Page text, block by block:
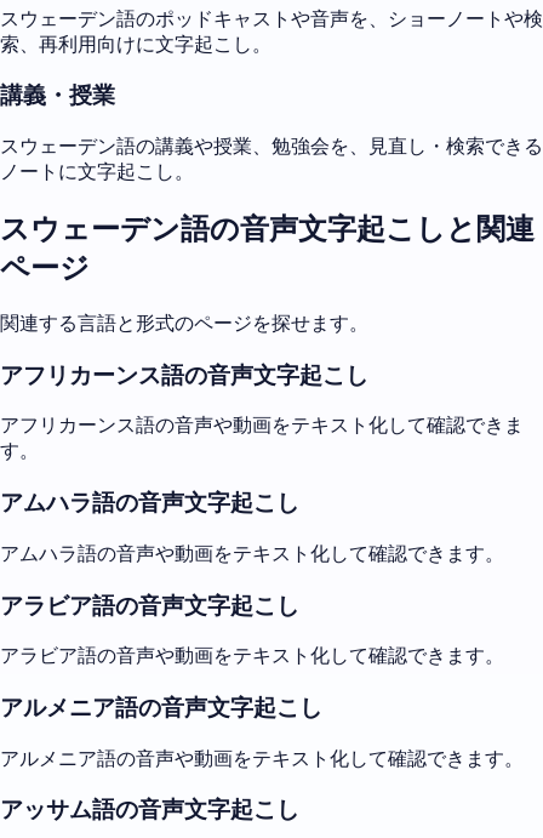
スウェーデン語のポッドキャストや音声を、ショーノートや検
索、再利用向けに文字起こし。
講義・授業
スウェーデン語の講義や授業、勉強会を、見直し・検索できる
ノートに文字起こし。
スウェーデン語の音声文字起こしと関連
ページ
関連する言語と形式のページを探せます。
アフリカーンス語の音声文字起こし
アフリカーンス語の音声や動画をテキスト化して確認できま
す。
アムハラ語の音声文字起こし
アムハラ語の音声や動画をテキスト化して確認できます。
アラビア語の音声文字起こし
アラビア語の音声や動画をテキスト化して確認できます。
アルメニア語の音声文字起こし
アルメニア語の音声や動画をテキスト化して確認できます。
アッサム語の音声文字起こし